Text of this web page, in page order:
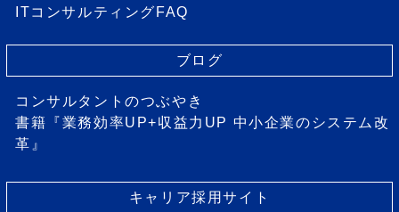
ITコンサルティングFAQ
ブログ
コンサルタントのつぶやき
書籍『業務効率UP+収益力UP 中小企業のシステム改
革』
キャリア採用サイト